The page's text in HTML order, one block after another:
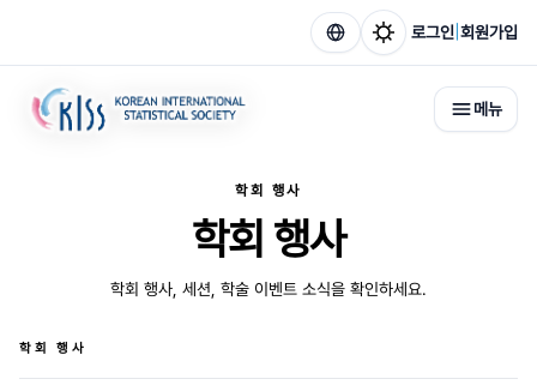
로그인 회원가입
메뉴
학회 행사
학회 행사
학회 행사, 세션, 학술 이벤트 소식을 확인하세요.
학회 행사